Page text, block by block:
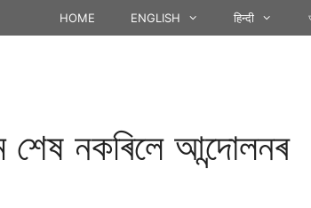
HOME ENGLISH हिन्दी
শেষ নকৰিলে আন্দোলনৰ